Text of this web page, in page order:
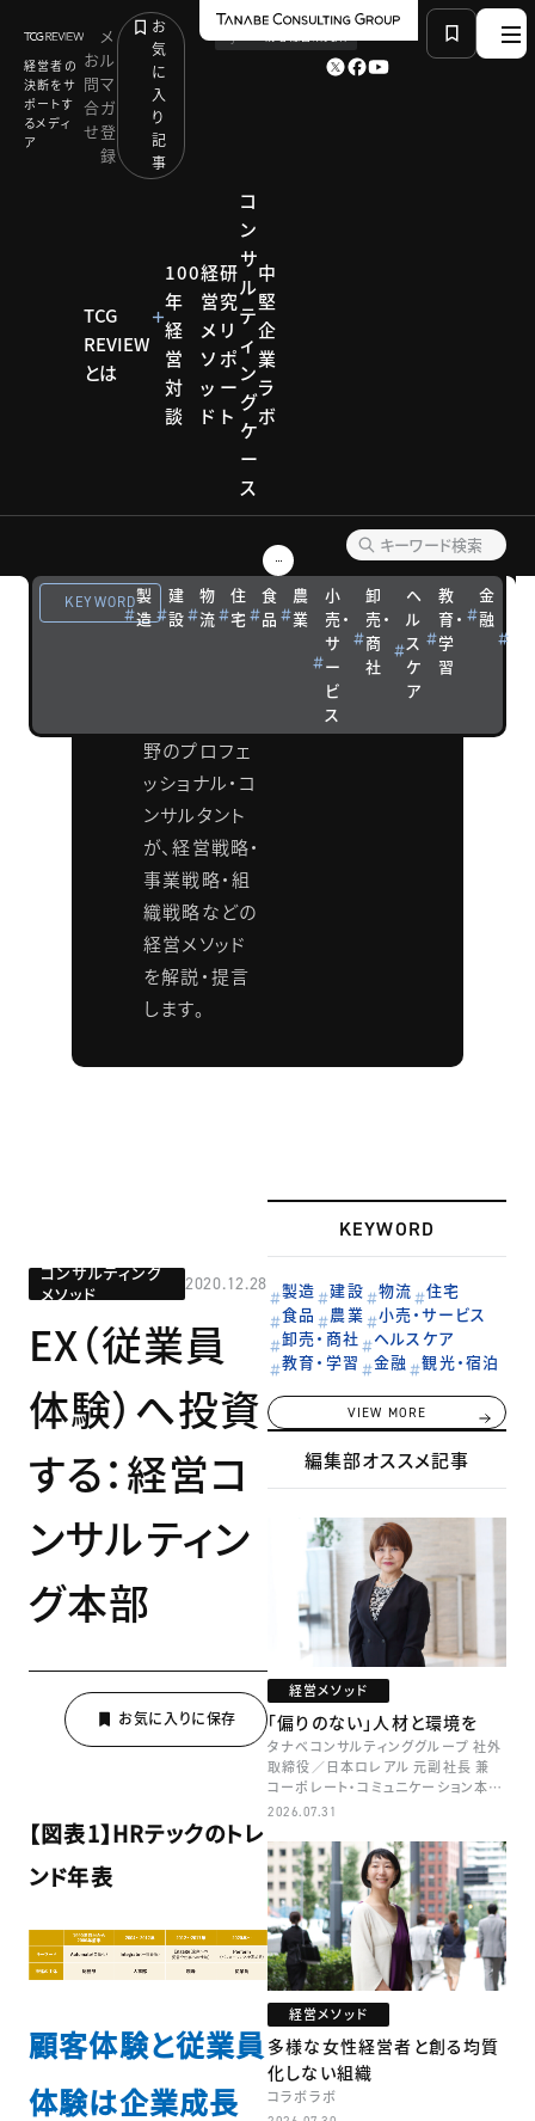
経営者の
決断をサ
ポートす
るメディ
ア
お
問
合
せ
メ
ル
マ
ガ
登
録
お
気
に
入
り
記
事
TCG
REVIEW
とは
100
年
経
営
対
談
経
営
メ
ソ
ッ
ド
研
究
リ
ポ
ー
ト
コ
ン
サ
ル
テ
ィ
ン
グ
ケ
ー
ス
中
堅
企
業
ラ
ボ
KEYWORD製
造
建
設
物
流
住
宅
食
品
農
業
小
売・
サ
ー
ビ
ス
卸
売・
商
社
ヘ
ル
ス
ケ
ア
教
育・
学
習
金
融
コンサルティング メソッド
EX（従業員体験）へ投資する：経営コンサルティング本
部
コンサルティ
ング メソッド
ルティ
ソッド
野のプロフェ
ッショナル・コ
ンサルタント
が、経営戦略・
事業戦略・組
織戦略などの
経営メソッド
を解説・提言
します。
コンサルティング
メソッド
2020.12.28
EX（従業員
体験）へ投資
する：経営コ
ンサルティン
グ本部
【図表1】HRテックのトレ
ンド年表
顧客体験と従業員
体験は企業成長
KEYWORD
製造 建設 物流
住宅
食品
農業
小売・サービス
卸売・商社
ヘルスケア
教育・学習
金融 観光・宿泊
VIEW MORE
編集部オススメ記事
経営メソッド
「偏りのない」人材と環境を
タナベコンサルティンググループ 社外
取締役／日本ロレアル 元副社長 兼
コーポレート・コミュニケーション本部
本部長／キャリアコンサルタント 井村
2026.07.31
経営メソッド
多様な女性経営者と創る均質
化しない組織
コラボラボ